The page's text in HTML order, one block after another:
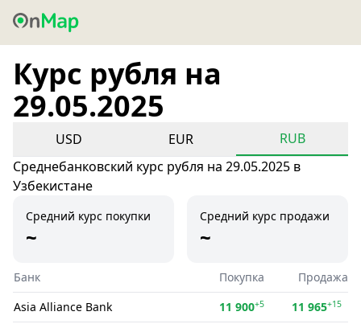
Курс рубля на
29.05.2025
USD EUR
RUB
Среднебанковский курс рубля на 29.05.2025 в
Узбекистане
Средний курс покупки
~
Средний курс продажи
~
Банк Покупка
Продажа
Asia Alliance Bank
11 900+5 11 965+15